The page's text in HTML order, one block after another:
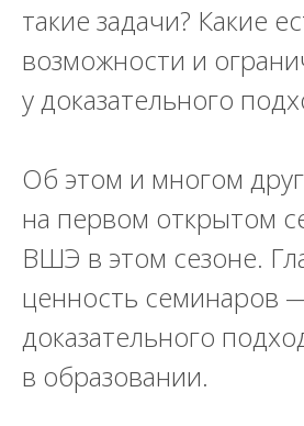
такие задачи? Какие
возможности и
у доказательного
Об этом и многом
на первом открытом
ВШЭ в этом сезоне.
ценность семинаров
доказательного
в образовании.